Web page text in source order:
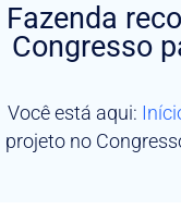
Fazenda
Congresso
Você está aqui:
projeto no